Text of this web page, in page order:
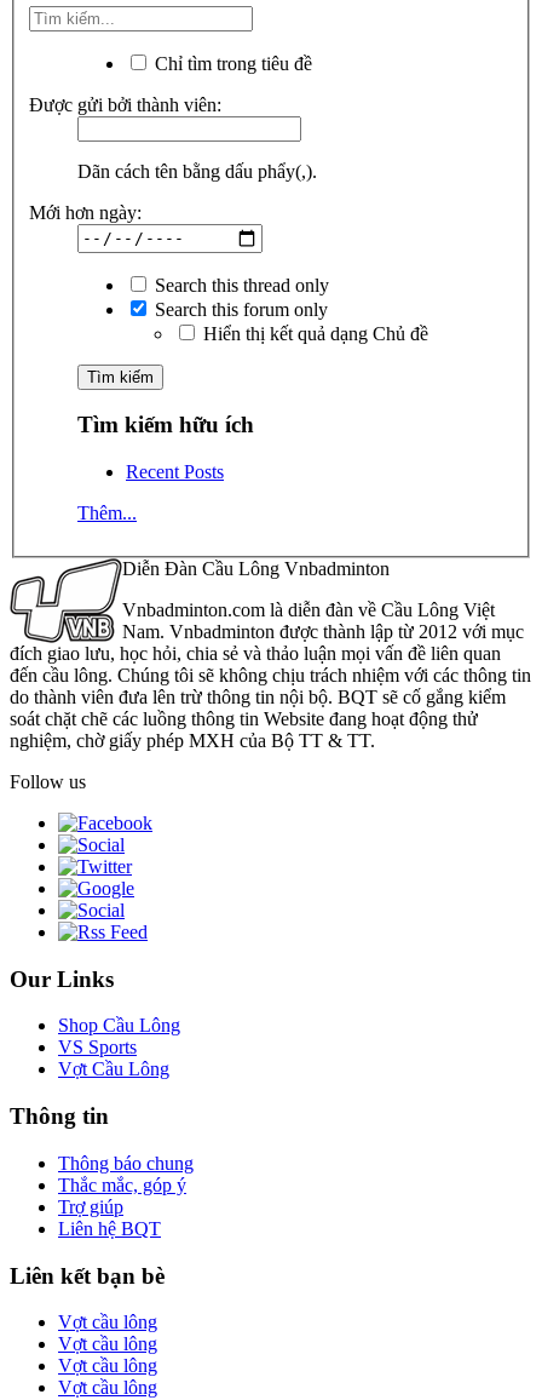
Chỉ tìm trong tiêu đề
Được gửi bởi thành viên:
Dãn cách tên bằng dấu phẩy(,).
Mới hơn ngày:
Search this thread only
Search this forum only
Hiển thị kết quả dạng Chủ đề
Tìm kiếm hữu ích
Recent Posts
Thêm...
Diễn Đàn Cầu Lông Vnbadminton
Vnbadminton.com là diễn đàn về Cầu Lông Việt
Nam. Vnbadminton được thành lập từ 2012 với mục
đích giao lưu, học hỏi, chia sẻ và thảo luận mọi vấn đề liên quan
đến cầu lông. Chúng tôi sẽ không chịu trách nhiệm với các thông tin
do thành viên đưa lên trừ thông tin nội bộ. BQT sẽ cố gắng kiểm
soát chặt chẽ các luồng thông tin Website đang hoạt động thử
nghiệm, chờ giấy phép MXH của Bộ TT & TT.
Follow us
Our Links
Shop Cầu Lông
VS Sports
Vợt Cầu Lông
Thông tin
Thông báo chung
Thắc mắc, góp ý
Trợ giúp
Liên hệ BQT
Liên kết bạn bè
Vợt cầu lông
Vợt cầu lông
Vợt cầu lông
Vợt cầu lông